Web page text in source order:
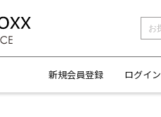
新規会員登録 ログイン